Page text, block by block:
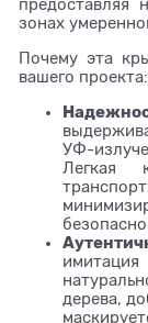
предоставляя
зонах
Почему эта
вашего проекта:
УФ-
Легкая
дерева,